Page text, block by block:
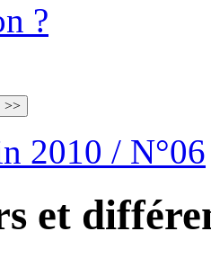
?
2010 / N°06
et